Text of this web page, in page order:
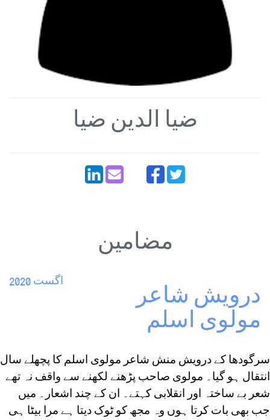
ضیا الدین ضیا
مضامین
اگست 2020
درویش شاعر
مولوی اسلم
سرگودھا کے درویش منش شاعر مولوی اسلم کا پچھلے سال
انتقال ہو گیا۔ مولوی صاحب پڑھنے لکھنے سے واقف نہ تھے
شعر بے ساختہ اور انقلابی کہتے۔ ان کے چند اشعار۔ میں
جب بھی بات کرتا ہوں وہ مجھ کو ٹوک دیتا ہے مرا بیٹا ہی